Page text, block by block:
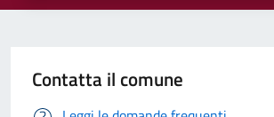
Contatta il comune